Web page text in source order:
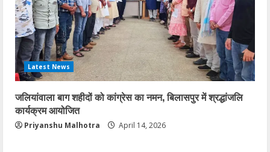
Latest News
जलियांवाला बाग शहीदों को कांग्रेस का नमन, बिलासपुर में श्रद्धांजलि
कार्यक्रम आयोजित
Priyanshu Malhotra April 14, 2026
4
एसईसीएल में फर्जीवाड़े का बड़ा खुलासा: आदिवासी की
ज़मीन, दूसरे की नौकरी!
January 31, 2026
5
77वें गणतंत्र दिवस पर कांग्रेस भवन से जयस्तम्भ
चौक तक गूंजा देशभक्ति का स्वर
January 27, 2026
कोरबा में सोनम वांगचुक के समर्थन में एक दिवसीय